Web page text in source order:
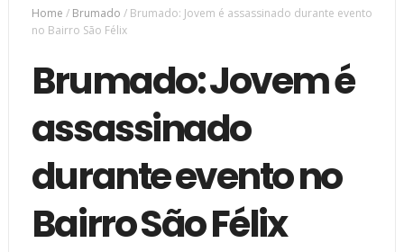
Home / Brumado / Brumado: Jovem é assassinado durante evento
no Bairro São Félix
Brumado: Jovem é
assassinado
durante evento no
Bairro São Félix